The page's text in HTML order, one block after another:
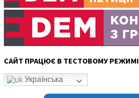
САЙТ ПРАЦЮЄ В ТЕСТОВОМУ РЕЖИМІ
Українська